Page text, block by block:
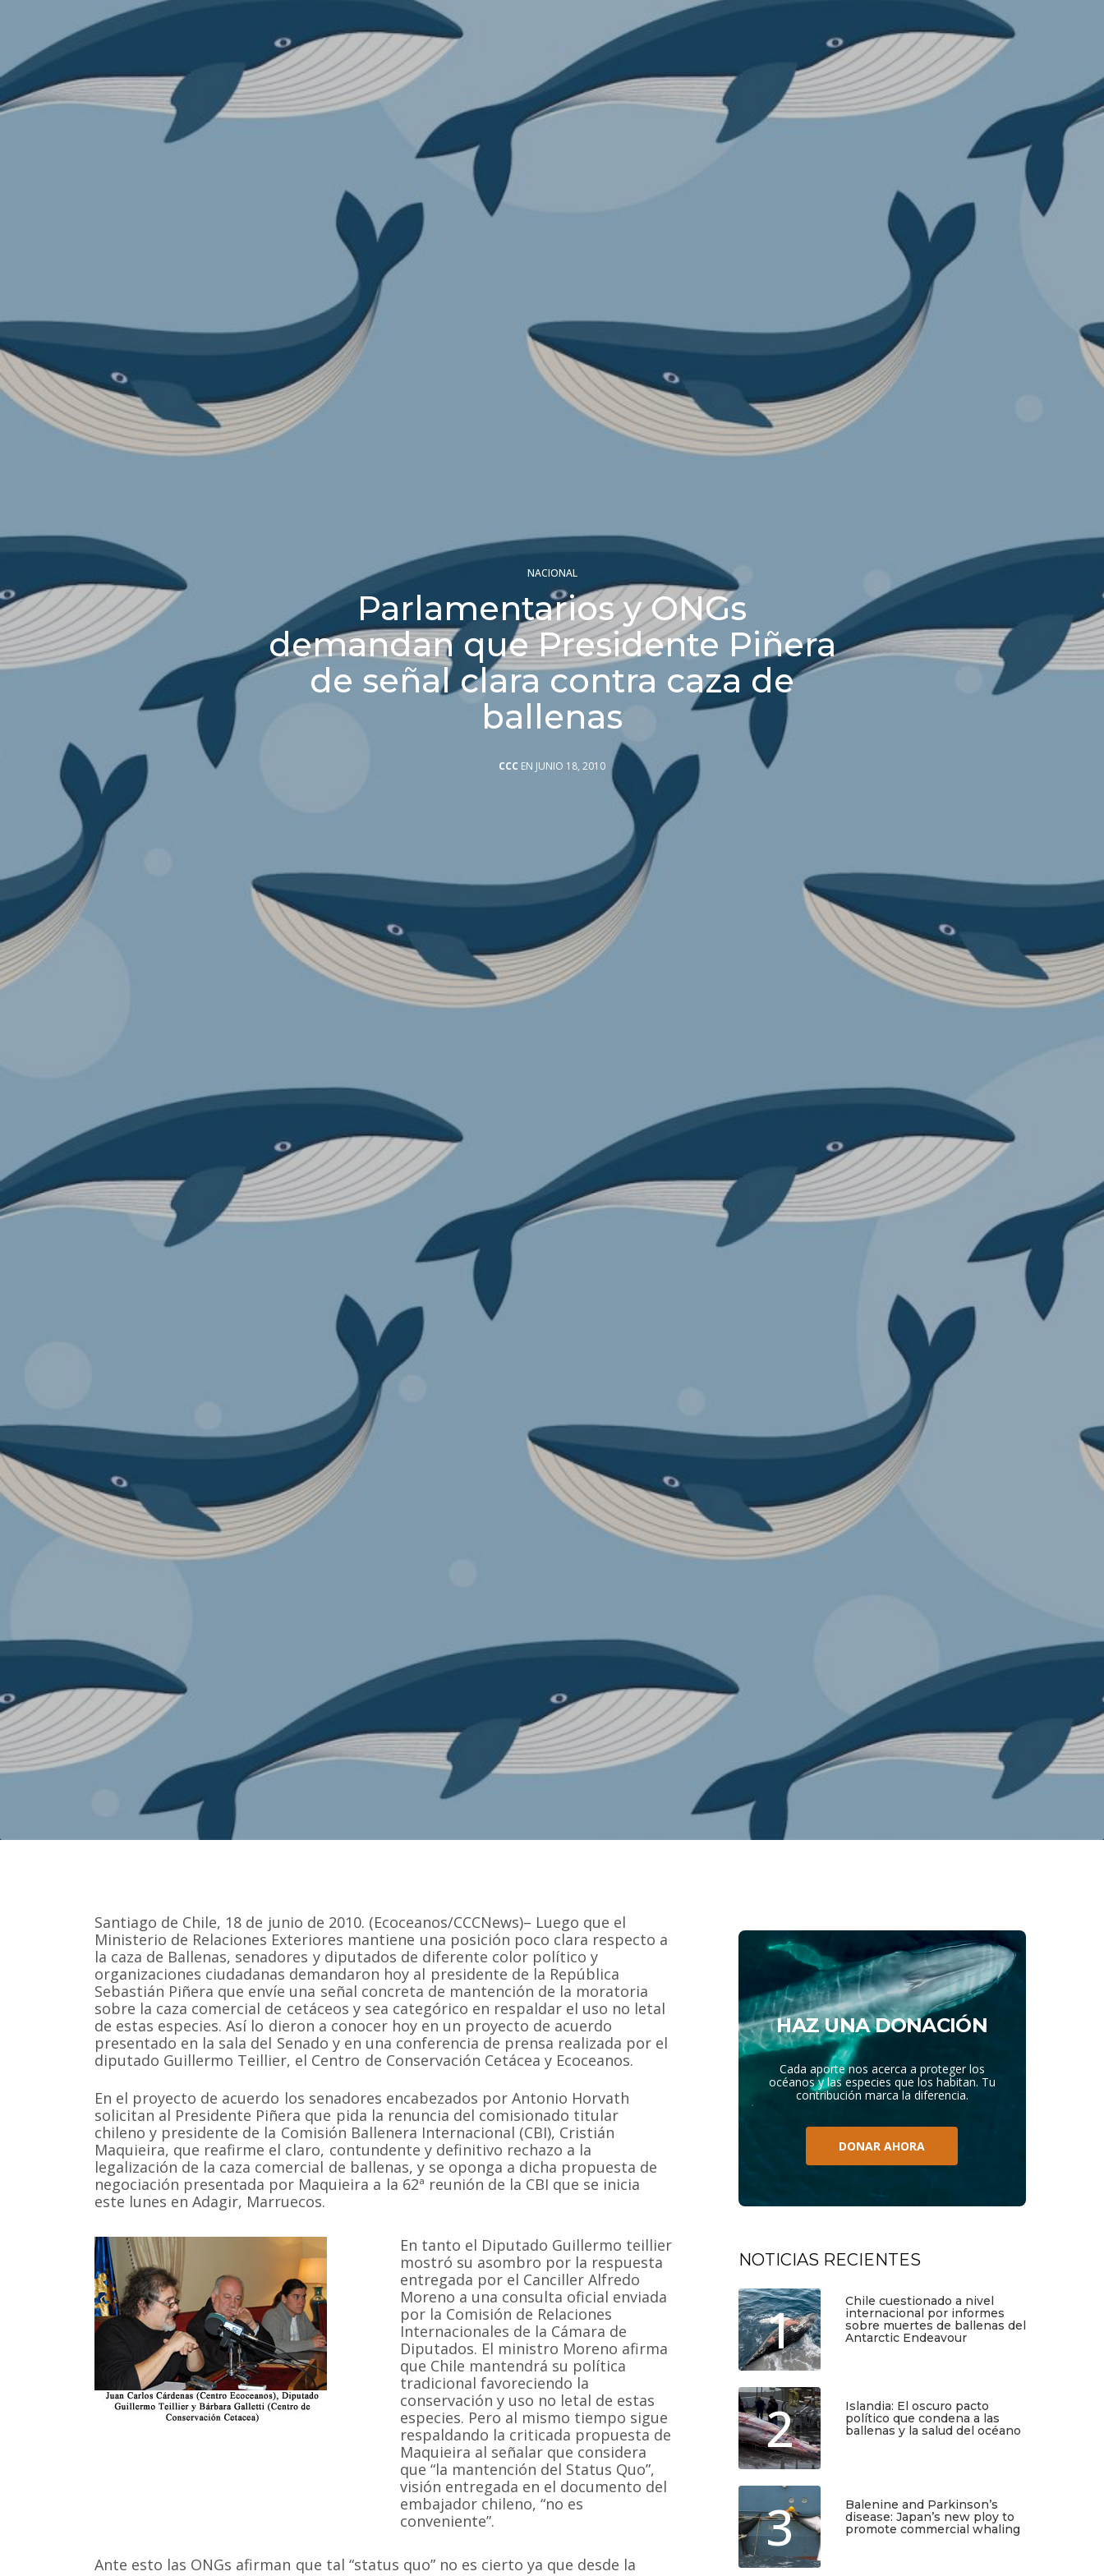
NACIONAL
Parlamentarios y ONGs
demandan que Presidente Piñera
de señal clara contra caza de
ballenas
CCC EN JUNIO 18, 2010
Santiago de Chile, 18 de junio de 2010. (Ecoceanos/CCCNews)– Luego que el
Ministerio de Relaciones Exteriores mantiene una posición poco clara respecto a
la caza de Ballenas, senadores y diputados de diferente color político y
organizaciones ciudadanas demandaron hoy al presidente de la República
Sebastián Piñera que envíe una señal concreta de mantención de la moratoria
sobre la caza comercial de cetáceos y sea categórico en respaldar el uso no letal
de estas especies. Así lo dieron a conocer hoy en un proyecto de acuerdo
presentado en la sala del Senado y en una conferencia de prensa realizada por el
diputado Guillermo Teillier, el Centro de Conservación Cetácea y Ecoceanos.
En el proyecto de acuerdo los senadores encabezados por Antonio Horvath
solicitan al Presidente Piñera que pida la renuncia del comisionado titular
chileno y presidente de la Comisión Ballenera Internacional (CBI), Cristián
Maquieira, que reafirme el claro, contundente y definitivo rechazo a la
legalización de la caza comercial de ballenas, y se oponga a dicha propuesta de
negociación presentada por Maquieira a la 62ª reunión de la CBI que se inicia
este lunes en Adagir, Marruecos.
En tanto el Diputado Guillermo teillier
mostró su asombro por la respuesta
entregada por el Canciller Alfredo
Moreno a una consulta oficial enviada
por la Comisión de Relaciones
Internacionales de la Cámara de
Diputados. El ministro Moreno afirma
que Chile mantendrá su política
tradicional favoreciendo la
conservación y uso no letal de estas
especies. Pero al mismo tiempo sigue
respaldando la criticada propuesta de
Maquieira al señalar que considera
que “la mantención del Status Quo”,
visión entregada en el documento del
embajador chileno, “no es
conveniente”.
Ante esto las ONGs afirman que tal “status quo” no es cierto ya que desde la
HAZ UNA DONACIÓN
Cada aporte nos acerca a proteger los
océanos y las especies que los habitan. Tu
contribución marca la diferencia.
DONAR AHORA
NOTICIAS RECIENTES
1
Chile cuestionado a nivel
internacional por informes
sobre muertes de ballenas del
Antarctic Endeavour
2
Islandia: El oscuro pacto
político que condena a las
ballenas y la salud del océano
3
Balenine and Parkinson’s
disease: Japan’s new ploy to
promote commercial whaling